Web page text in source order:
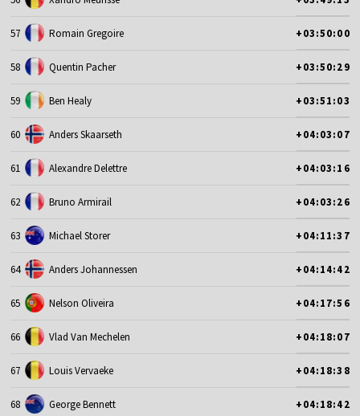
57 Romain Gregoire +03:50:00
58 Quentin Pacher +03:50:29
59 Ben Healy +03:51:03
60 Anders Skaarseth +04:03:07
61 Alexandre Delettre +04:03:16
62 Bruno Armirail +04:03:26
63 Michael Storer +04:11:37
64 Anders Johannessen +04:14:42
65 Nelson Oliveira +04:17:56
66 Vlad Van Mechelen +04:18:07
67 Louis Vervaeke +04:18:38
68 George Bennett +04:18:42